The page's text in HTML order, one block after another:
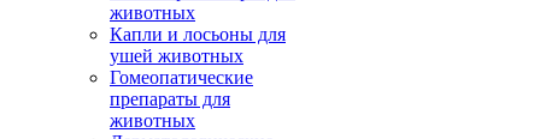
животных
Капли и лосьоны для
ушей животных
Гомеопатические
препараты для
животных